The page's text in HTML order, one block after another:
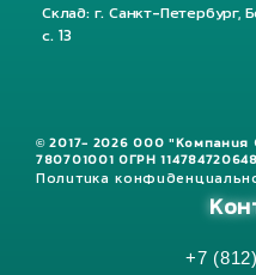
Склад: г. Санкт-Петербург,
с. 13
© 2017- 2026 ООО "Компания
780701001 ОГРН
Политика
+7